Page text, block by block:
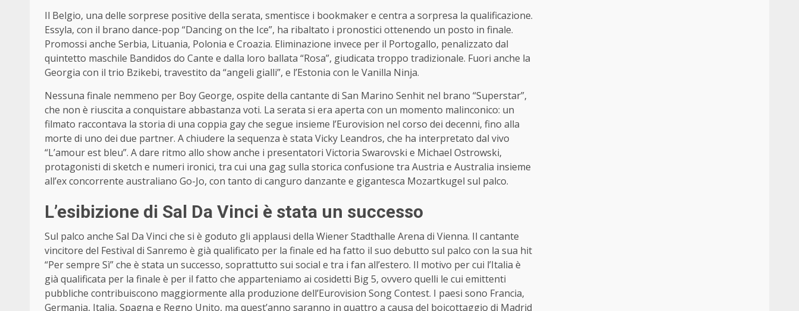
Il Belgio, una delle sorprese positive della serata, smentisce i bookmaker e centra a sorpresa la qualificazione.
Essyla, con il brano dance-pop “Dancing on the Ice”, ha ribaltato i pronostici ottenendo un posto in finale.
Promossi anche Serbia, Lituania, Polonia e Croazia. Eliminazione invece per il Portogallo, penalizzato dal
quintetto maschile Bandidos do Cante e dalla loro ballata “Rosa”, giudicata troppo tradizionale. Fuori anche la
Georgia con il trio Bzikebi, travestito da “angeli gialli”, e l’Estonia con le Vanilla Ninja.
Nessuna finale nemmeno per Boy George, ospite della cantante di San Marino Senhit nel brano “Superstar”,
che non è riuscita a conquistare abbastanza voti. La serata si era aperta con un momento malinconico: un
filmato raccontava la storia di una coppia gay che segue insieme l’Eurovision nel corso dei decenni, fino alla
morte di uno dei due partner. A chiudere la sequenza è stata Vicky Leandros, che ha interpretato dal vivo
“L’amour est bleu”. A dare ritmo allo show anche i presentatori Victoria Swarovski e Michael Ostrowski,
protagonisti di sketch e numeri ironici, tra cui una gag sulla storica confusione tra Austria e Australia insieme
all’ex concorrente australiano Go-Jo, con tanto di canguro danzante e gigantesca Mozartkugel sul palco.
L’esibizione di Sal Da Vinci è stata un successo
Sul palco anche Sal Da Vinci che si è goduto gli applausi della Wiener Stadthalle Arena di Vienna. Il cantante
vincitore del Festival di Sanremo è già qualificato per la finale ed ha fatto il suo debutto sul palco con la sua hit
“Per sempre Sì” che è stata un successo, soprattutto sui social e tra i fan all’estero. Il motivo per cui l’Italia è
già qualificata per la finale è per il fatto che apparteniamo ai cosidetti Big 5, ovvero quelli le cui emittenti
pubbliche contribuiscono maggiormente alla produzione dell’Eurovision Song Contest. I paesi sono Francia,
Germania, Italia, Spagna e Regno Unito, ma quest’anno saranno in quattro a causa del boicottaggio di Madrid